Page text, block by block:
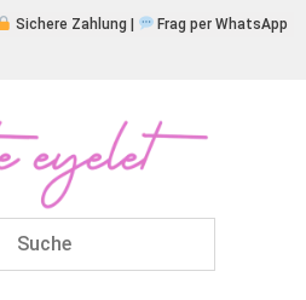
Sichere Zahlung | Frag per WhatsApp